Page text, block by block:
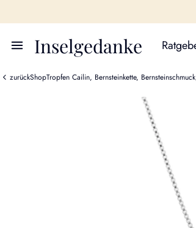
Inselgedanke
zurückShopTropfen Cailin, Bernsteinkette,